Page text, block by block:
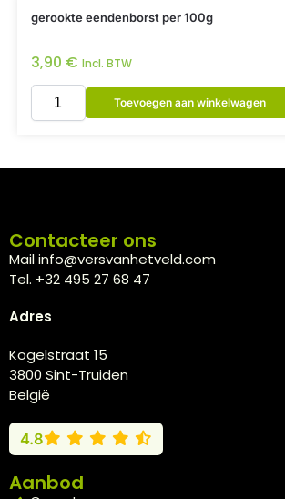
gerookte eendenborst per 100g
3,90 € Incl. BTW
Toevoegen aan winkelwagen
Contacteer ons
Mail info@versvanhetveld.com
Tel. +32 495 27 68 47
Adres
Kogelstraat 15
3800 Sint-Truiden
België
4.8
Aanbod